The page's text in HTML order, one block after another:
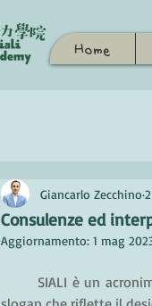
Home
Consulenze ed
Giancarlo Zecchino
Aggiornamento: 1 mag
SIALI è un